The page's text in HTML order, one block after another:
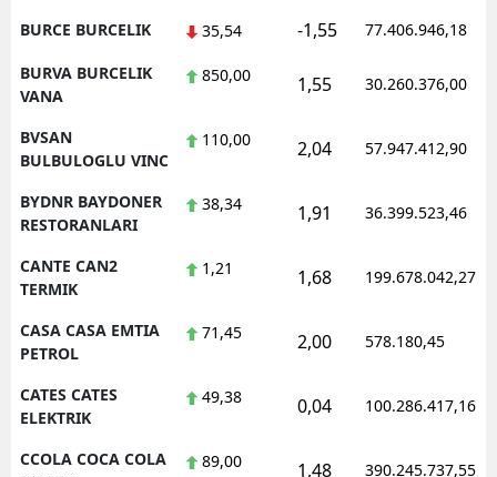
BURCE BURCELIK 35,54 -1,55 77.406.946,18
BURVA BURCELIK
VANA
850,00 1,55 30.260.376,00
BVSAN
BULBULOGLU VINC
110,00 2,04 57.947.412,90
BYDNR BAYDONER
RESTORANLARI
38,34 1,91 36.399.523,46
CANTE CAN2
TERMIK
1,21 1,68 199.678.042,27
CASA CASA EMTIA
PETROL
71,45 2,00 578.180,45
CATES CATES
ELEKTRIK
49,38 0,04 100.286.417,16
CCOLA COCA COLA
89,00 1,48 390.245.737,55